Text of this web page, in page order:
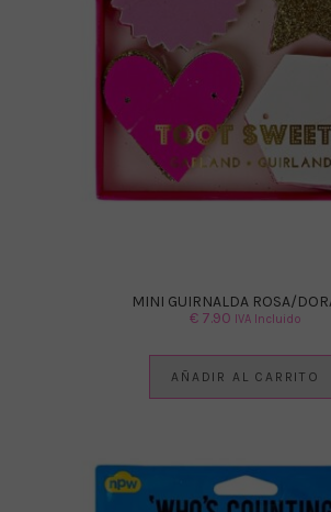
MINI GUIRNALDA ROSA/
€ 7.90 IVA Incluido
AÑADIR AL CARRITO